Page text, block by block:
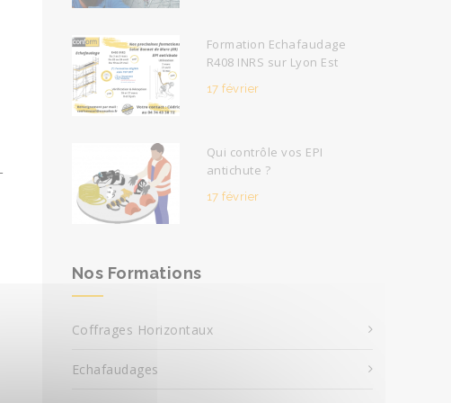
Formation Echafaudage
R408 INRS sur Lyon Est
17 février
Qui contrôle vos EPI
antichute ?
17 février
Nos Formations
Coffrages Horizontaux
Echafaudages